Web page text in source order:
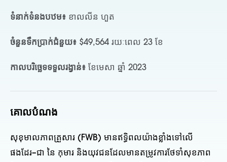
ទំនាក់ទំនងបឋម៖ ខាលលីន ហួត
ចំនួនទឹកប្រាក់ជំនួយ៖ $49,564 រយៈពេល 23 ខែ
កាលបរិច្ឆេទទទួលរង្វាន់៖ ខែមេសា ឆ្នាំ 2023
គោលបំណង
សុខុមាលភាពគ្រួសារ (FWB) មានឥទ្ធិពលយ៉ាងខ្លាំងទៅលើ
ផងដែរ–ជា នៃ កុមារ និងយុវជនដែលមានតម្រូវការថែទាំសុខភាព